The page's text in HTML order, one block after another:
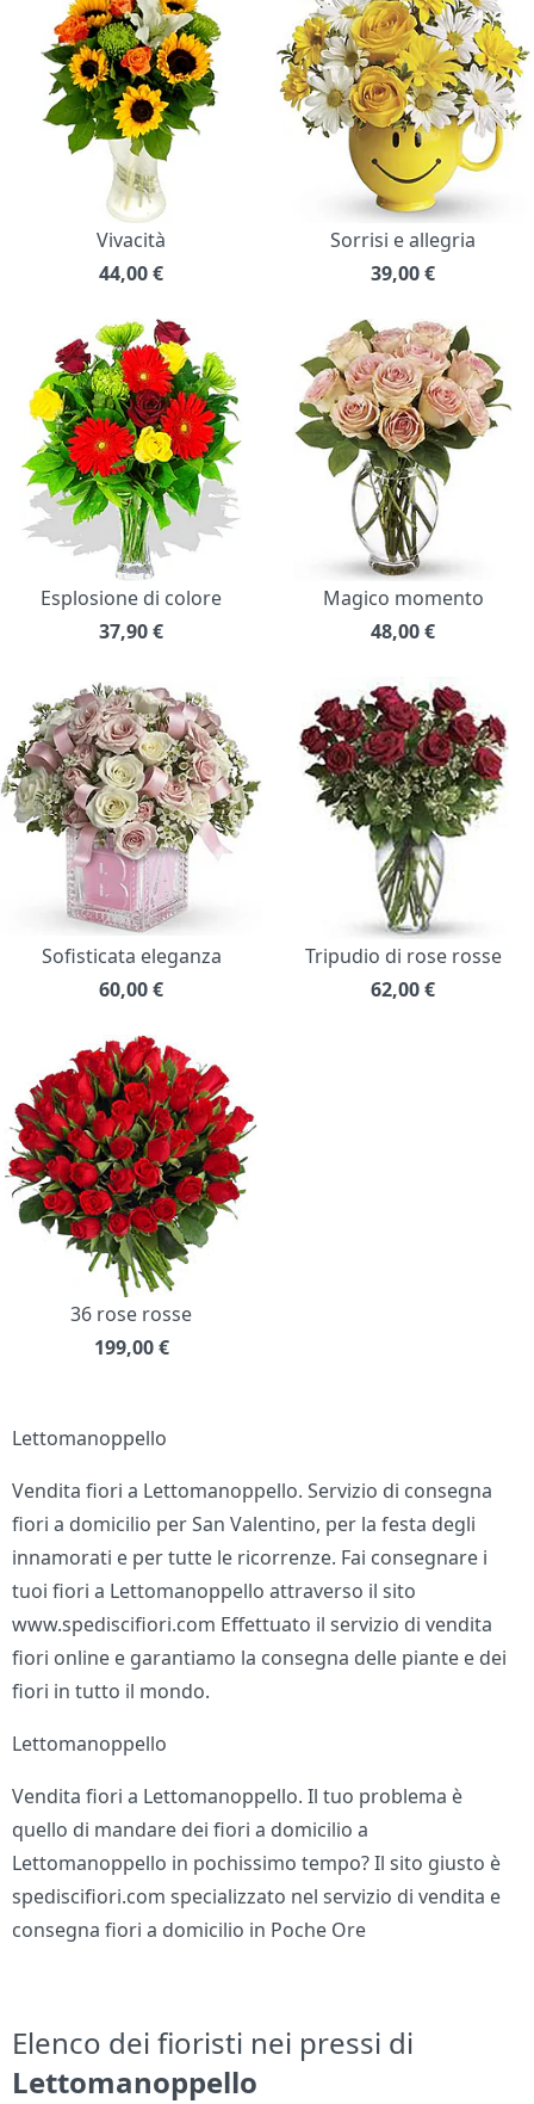
Vivacità
44,00€
Sorrisi e allegria
39,00€
Esplosione di colore
37,90€
Magico momento
48,00€
Sofisticata eleganza
60,00€
Tripudio di rose rosse
62,00€
36 rose rosse
199,00 €
Lettomanoppello
Vendita fiori a Lettomanoppello. Servizio di consegna
fiori a domicilio per San Valentino, per la festa degli
innamorati e per tutte le ricorrenze. Fai consegnare i
tuoi fiori a Lettomanoppello attraverso il sito
www.spediscifiori.com Effettuato il servizio di vendita
fiori online e garantiamo la consegna delle piante e dei
fiori in tutto il mondo.
Lettomanoppello
Vendita fiori a Lettomanoppello. Il tuo problema è
quello di mandare dei fiori a domicilio a
Lettomanoppello in pochissimo tempo? Il sito giusto è
spediscifiori.com specializzato nel servizio di vendita e
consegna fiori a domicilio in Poche Ore
Elenco dei fioristi nei pressi di
Lettomanoppello